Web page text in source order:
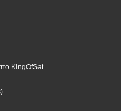
στο KingOfSat